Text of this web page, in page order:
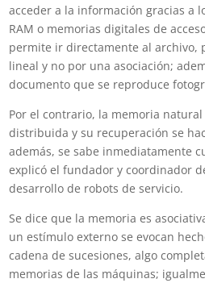
acceder a la información gracias a
RAM o memorias digitales de
permite ir directamente al archivo,
lineal y no por una asociación;
documento que se reproduce
Por el contrario, la memoria
distribuida y su recuperación se
además, se sabe inmediatamente
explicó el fundador y coordinador
desarrollo de robots de servicio.
Se dice que la memoria es
un estímulo externo se evocan
cadena de sucesiones, algo
memorias de las máquinas;